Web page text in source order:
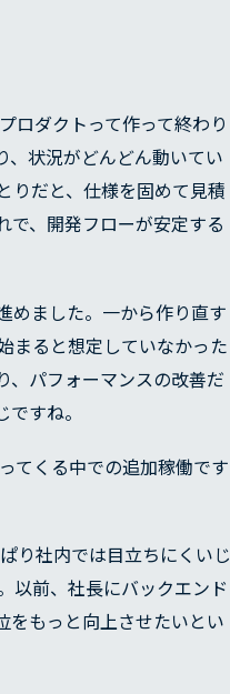
ロダクトって作って終わり
、状況がどんどん動いてい
りだと、仕様を固めて見積
で、開発フローが安定する
めました。一から作り直す
まると想定していなかった
、パフォーマンスの改善だ
すね。
てくる中での追加稼働です
り社内では目立ちにくいじ
以前、社長にバックエンド
をもっと向上させたいとい
社概要